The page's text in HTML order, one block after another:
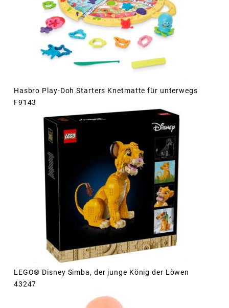
Hasbro Play-Doh Starters Knetmatte für unterwegs
F9143
LEGO® Disney Simba, der junge König der Löwen
43247